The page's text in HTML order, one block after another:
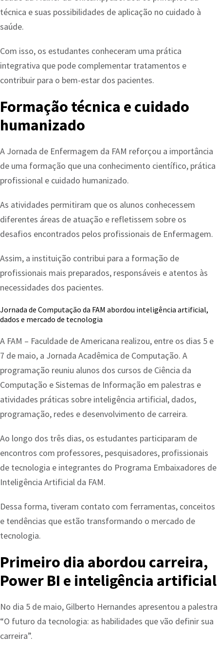
técnica e suas possibilidades de aplicação no cuidado à
saúde.
Com isso, os estudantes conheceram uma prática
integrativa que pode complementar tratamentos e
contribuir para o bem-estar dos pacientes.
Formação técnica e cuidado
humanizado
A Jornada de Enfermagem da FAM reforçou a importância
de uma formação que una conhecimento científico, prática
profissional e cuidado humanizado.
As atividades permitiram que os alunos conhecessem
diferentes áreas de atuação e refletissem sobre os
desafios encontrados pelos profissionais de Enfermagem.
Assim, a instituição contribui para a formação de
profissionais mais preparados, responsáveis e atentos às
necessidades dos pacientes.
Jornada de Computação da FAM abordou inteligência artificial,
dados e mercado de tecnologia
A FAM – Faculdade de Americana realizou, entre os dias 5 e
7 de maio, a Jornada Acadêmica de Computação. A
programação reuniu alunos dos cursos de Ciência da
Computação e Sistemas de Informação em palestras e
atividades práticas sobre inteligência artificial, dados,
programação, redes e desenvolvimento de carreira.
Ao longo dos três dias, os estudantes participaram de
encontros com professores, pesquisadores, profissionais
de tecnologia e integrantes do Programa Embaixadores de
Inteligência Artificial da FAM.
Dessa forma, tiveram contato com ferramentas, conceitos
e tendências que estão transformando o mercado de
tecnologia.
Primeiro dia abordou carreira,
Power BI e inteligência artificial
No dia 5 de maio, Gilberto Hernandes apresentou a palestra
“O futuro da tecnologia: as habilidades que vão definir sua
carreira”.